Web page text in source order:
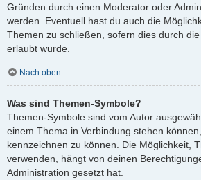
Gründen durch einen Moderator oder
werden. Eventuell hast du auch die
Themen zu schließen, sofern dies durch
erlaubt wurde.
Nach oben
Was sind Themen-Symbole?
Themen-Symbole sind vom Autor
einem Thema in Verbindung stehen
kennzeichnen zu können. Die Möglichkeit,
verwenden, hängt von deinen
Administration gesetzt hat.